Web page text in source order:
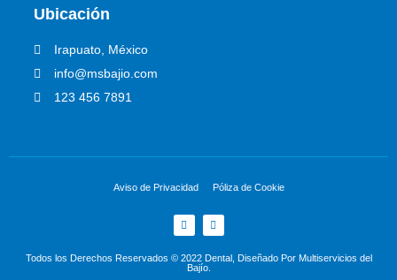
Ubicación
Irapuato, México
info@msbajio.com
123 456 7891
Aviso de Privacidad Póliza de Cookie
Todos los Derechos Reservados © 2022 Dental, Diseñado Por Multiservicios del
Bajío.